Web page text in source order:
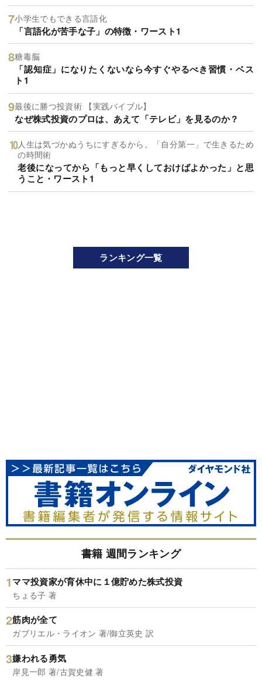
小学生でもできる言語化
「言語化が苦手な子」の特徴・ワースト1
糖毒脳
「認知症」になりたくないなら今すぐやるべき習慣・ベス
ト1
最後に勝つ投資術 【実践バイブル】
なぜ株式投資のプロは、あえて「テレビ」を見るのか？
人生は気づかぬうちにすぎるから。「自分第一」で生きるため
の時間術
老後になってから「もっと早くしておけばよかった」と思
うこと・ワースト1
ランキング一覧
書籍 週間ランキング
ママ投資家が育休中に１億貯めた株式投資
ちょる子 著
筋肉が全て
ガブリエル・ライオン 著/御立英史 訳
嫌われる勇気
岸見一郎 著/古賀史健 著